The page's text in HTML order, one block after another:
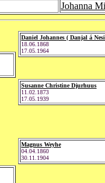
Johanna
Daniel Johannes ( Danjal á
18.06.1868
17.05.1964
Susanne Christine Djurhuus
11.02.1873
17.05.1939
Magnus Weyhe
04.04.1860
30.11.1904